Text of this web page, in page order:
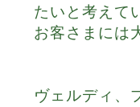
たいと考えて
お客さまには
ヴェルディ、